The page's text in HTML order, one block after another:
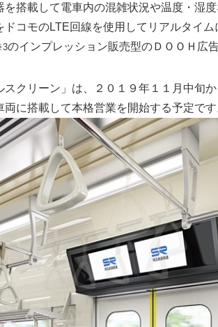
を搭載して電車内の混雑状況や温度・湿
コモのLTE回線を使用してリアルタイ
のインプレッション販売型のＤＯＯＨ広
スクリーン」は、２０１９年１１月中旬
に搭載して本格営業を開始する予定です